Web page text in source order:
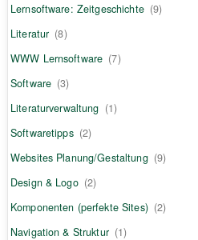
Lernsoftware: Zeitgeschichte (9)
Literatur (8)
WWW Lernsoftware (7)
Software (3)
Literaturverwaltung (1)
Softwaretipps (2)
Websites Planung/Gestaltung (9)
Design & Logo (2)
Komponenten (perfekte Sites) (2)
Navigation & Struktur (1)